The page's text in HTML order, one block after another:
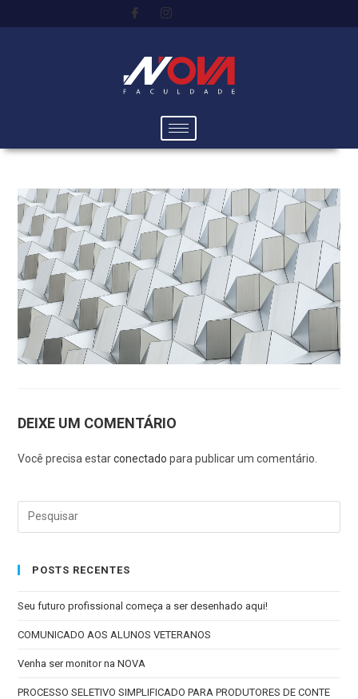
DEIXE UM COMENTÁRIO
Você precisa estarconectado para publicar um comentário.
POSTS RECENTES
Seu futuro profissional começa a ser desenhado aqui!
COMUNICADO AOS ALUNOS VETERANOS
Venha ser monitor na NOVA
PROCESSO SELETIVO SIMPLIFICADO PARA PRODUTORES DE CONTE